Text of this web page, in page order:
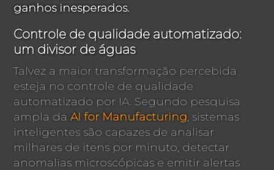
ganhos inesperados.
Controle de qualidade automatizado:
um divisor de águas
Talvez a maior transformação percebida
esteja no controle de qualidade
automatizado por IA. Segundo pesquisa
ampla daAI for Manufacturing, sistemas
inteligentes são capazes de analisar
milhares de itens por minuto, detectar
anomalias microscópicas e emitir alertas